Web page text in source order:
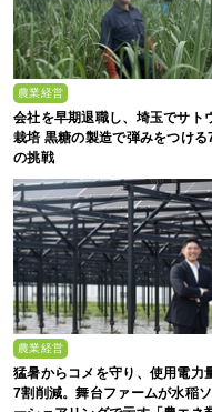
農業経営
会社を早期退職し、埼玉でサト
栽培 黒糖の製造で弾みをつける
の挑戦
農業経営
猛暑からコメを守り、使用電力
7割削減。舞台ファームが水稲